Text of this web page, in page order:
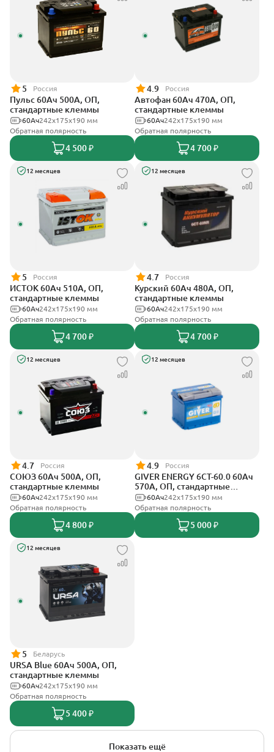
5 Россия
Пульс 60Ач 500А, ОП,
стандартные клеммы
242x175x190 мм
60Ач
Обратная полярность
4 500 ₽
4.9 Россия
Автофан 60Ач 470А, ОП,
стандартные клеммы
242х175х190 мм
60Ач
Обратная полярность
4 700 ₽
12 месяцев
5 Россия
ИСТОК 60Ач 510А, ОП,
стандартные клеммы
242x175x190 мм
60Ач
Обратная полярность
4 700 ₽
12 месяцев
4.7 Россия
Курский 60Ач 480А, ОП,
стандартные клеммы
242x175x190 мм
60Ач
Обратная полярность
4 700 ₽
12 месяцев
4.7 Россия
СОЮЗ 60Ач 500А, ОП,
стандартные клеммы
242x175x190 мм
60Ач
Обратная полярность
4 800 ₽
12 месяцев
4.9 Россия
GIVER ENERGY 6СТ-60.0 60Ач
570А, ОП, стандартные
клеммы242х175х190 мм
60Ач
Обратная полярность
5 000 ₽
12 месяцев
5 Беларусь
URSA Blue 60Ач 500А, ОП,
стандартные клеммы
242х175х190 мм
60Ач
Обратная полярность
5 400 ₽
Показать ещё